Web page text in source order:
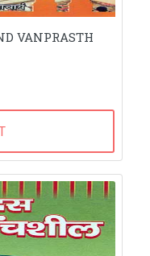
VANPRASTH